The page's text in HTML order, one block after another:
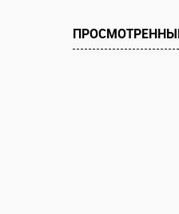
В наличии